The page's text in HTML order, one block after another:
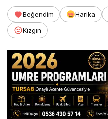
Beğendim Harika
Kızgın